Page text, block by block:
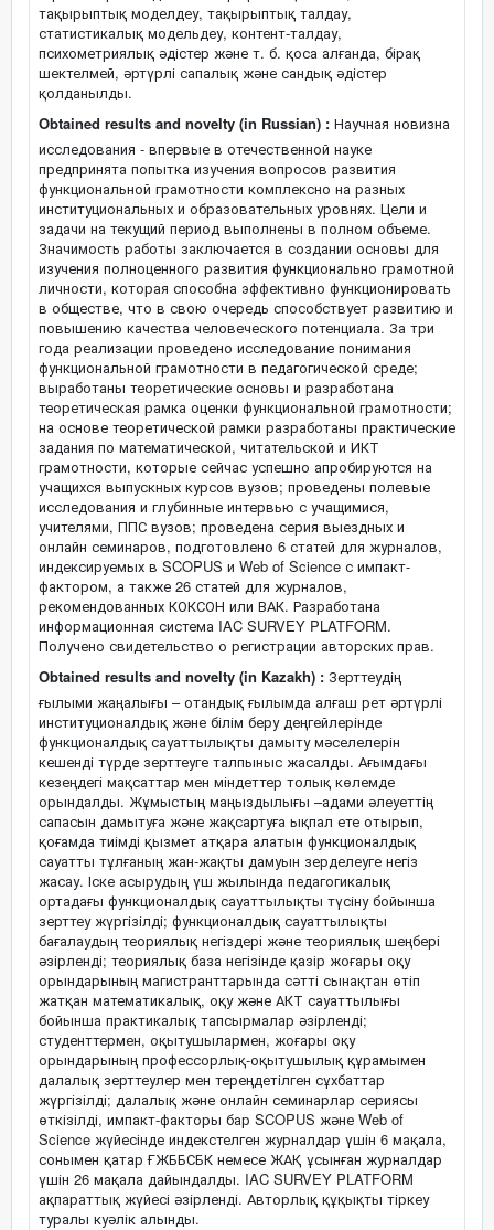
тақырыптық моделдеу, тақырыптық талдау,
статистикалық модельдеу, контент-талдау,
психометриялық әдістер және т. б. қоса алғанда, бірақ
шектелмей, әртүрлі сапалық және сандық әдістер
қолданылды.
Obtained results and novelty (in Russian) : Научная новизна
исследования - впервые в отечественной науке
предпринята попытка изучения вопросов развития
функциональной грамотности комплексно на разных
институциональных и образовательных уровнях. Цели и
задачи на текущий период выполнены в полном объеме.
Значимость работы заключается в создании основы для
изучения полноценного развития функционально грамотной
личности, которая способна эффективно функционировать
в обществе, что в свою очередь способствует развитию и
повышению качества человеческого потенциала. За три
года реализации проведено исследование понимания
функциональной грамотности в педагогической среде;
выработаны теоретические основы и разработана
теоретическая рамка оценки функциональной грамотности;
на основе теоретической рамки разработаны практические
задания по математической, читательской и ИКТ
грамотности, которые сейчас успешно апробируются на
учащихся выпускных курсов вузов; проведены полевые
исследования и глубинные интервью с учащимися,
учителями, ППС вузов; проведена серия выездных и
онлайн семинаров, подготовлено 6 статей для журналов,
индексируемых в SCOPUS и Web of Science с импакт-
фактором, а также 26 статей для журналов,
рекомендованных КОКСОН или ВАК. Разработана
информационная система IAC SURVEY PLATFORM.
Получено свидетельство о регистрации авторских прав.
Obtained results and novelty (in Kazakh) : Зерттеудің
ғылыми жаңалығы – отандық ғылымда алғаш рет әртүрлі
институционалдық және білім беру деңгейлерінде
функционалдық сауаттылықты дамыту мәселелерін
кешенді түрде зерттеуге талпыныс жасалды. Ағымдағы
кезеңдегі мақсаттар мен міндеттер толық көлемде
орындалды. Жұмыстың маңыздылығы –адами әлеуеттің
сапасын дамытуға және жақсартуға ықпал ете отырып,
қоғамда тиімді қызмет атқара алатын функционалдық
сауатты тұлғаның жан-жақты дамуын зерделеуге негіз
жасау. Іске асырудың үш жылында педагогикалық
ортадағы функционалдық сауаттылықты түсіну бойынша
зерттеу жүргізілді; функционалдық сауаттылықты
бағалаудың теориялық негіздері және теориялық шеңбері
әзірленді; теориялық база негізінде қазір жоғары оқу
орындарының магистранттарында сәтті сынақтан өтіп
жатқан математикалық, оқу және АКТ сауаттылығы
бойынша практикалық тапсырмалар әзірленді;
студенттермен, оқытушылармен, жоғары оқу
орындарының профессорлық-оқытушылық құрамымен
далалық зерттеулер мен тереңдетілген сұхбаттар
жүргізілді; далалық және онлайн семинарлар сериясы
өткізілді, импакт-факторы бар SCOPUS және Web of
Science жүйесінде индекстелген журналдар үшін 6 мақала,
сонымен қатар ҒЖББСБК немесе ЖАҚ ұсынған журналдар
үшін 26 мақала дайындалды. IAC SURVEY PLATFORM
ақпараттық жүйесі әзірленді. Авторлық құқықты тіркеу
туралы куәлік алынды.